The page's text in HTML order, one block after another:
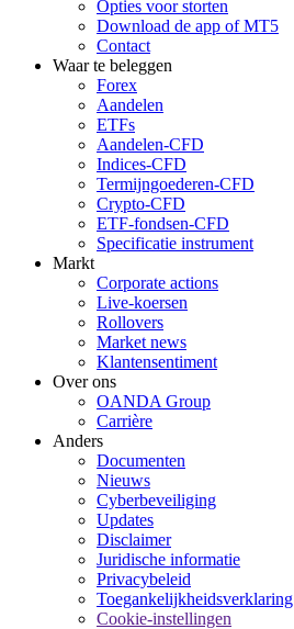
Opties voor storten
Download de app of MT5
Contact
Waar te beleggen
Forex
Aandelen
ETFs
Aandelen-CFD
Indices-CFD
Termijngoederen-CFD
Crypto-CFD
ETF-fondsen-CFD
Specificatie instrument
Markt
Corporate actions
Live-koersen
Rollovers
Market news
Klantensentiment
Over ons
OANDA Group
Carrière
Anders
Documenten
Nieuws
Cyberbeveiliging
Updates
Disclaimer
Juridische informatie
Privacybeleid
Toegankelijkheidsverklaring
Cookie-instellingen